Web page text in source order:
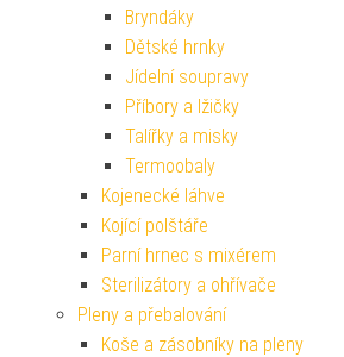
Bryndáky
Dětské hrnky
Jídelní soupravy
Příbory a lžičky
Talířky a misky
Termoobaly
Kojenecké láhve
Kojící polštáře
Parní hrnec s mixérem
Sterilizátory a ohřívače
Pleny a přebalování
Koše a zásobníky na pleny